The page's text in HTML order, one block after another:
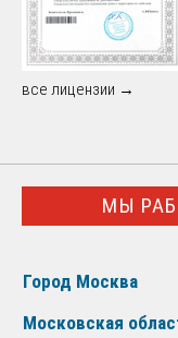
все лицензии →
МЫ
Город Москва
Московская